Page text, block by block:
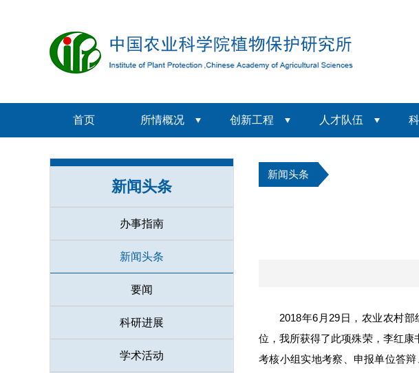
首页 所情概况 创新工程 人才队伍
新闻头条
办事指南
新闻头条
要闻
科研进展
学术活动
新闻头条
2018年6月29日，农业农村
位，我所获得了此项殊荣，李红
考核小组实地考察、申报单位答